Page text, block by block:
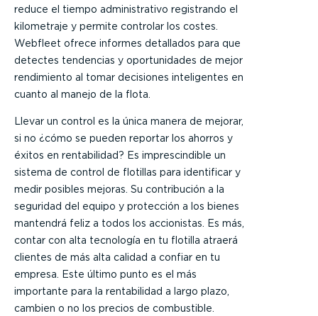
reduce el tiempo administrativo registrando el
kilometraje y permite controlar los costes.
Webfleet ofrece informes detallados para que
detectes tendencias y oportunidades de mejor
rendimiento al tomar decisiones inteligentes en
cuanto al manejo de la flota.
Llevar un control es la única manera de mejorar,
si no ¿cómo se pueden reportar los ahorros y
éxitos en rentabilidad? Es imprescindible un
sistema de control de flotillas para identificar y
medir posibles mejoras. Su contribución a la
seguridad del equipo y protección a los bienes
mantendrá feliz a todos los accionistas. Es más,
contar con alta tecnología en tu flotilla atraerá
clientes de más alta calidad a confiar en tu
empresa. Este último punto es el más
importante para la rentabilidad a largo plazo,
cambien o no los precios de combustible.